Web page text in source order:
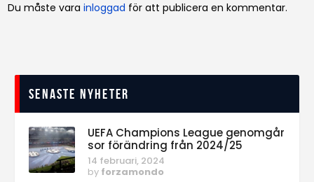
Du måste varainloggad för att publicera en kommentar.
Senaste nyheter
UEFA Champions League genomgår
sor förändring från 2024/25
14 februari, 2024
by forzamondo